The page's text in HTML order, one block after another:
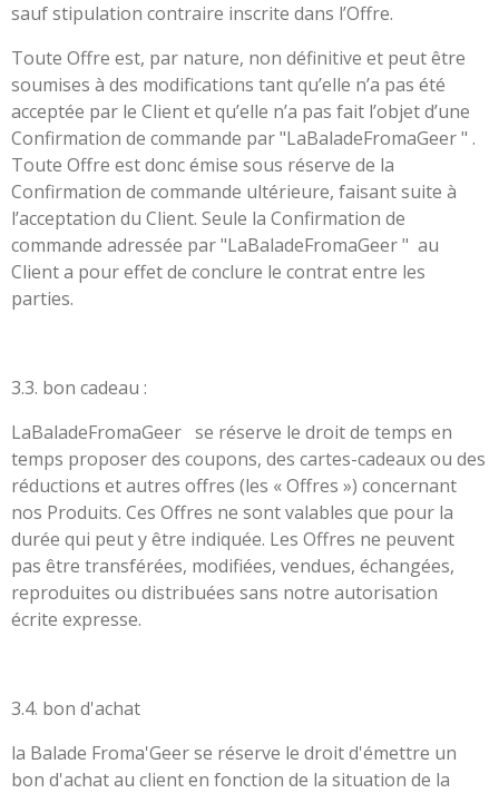
sauf stipulation contraire inscrite dans l’Offre.
Toute Offre est, par nature, non définitive et peut être
soumises à des modifications tant qu’elle n’a pas été
acceptée par le Client et qu’elle n’a pas fait l’objet d’une
Confirmation de commande par "LaBaladeFromaGeer " .
Toute Offre est donc émise sous réserve de la
Confirmation de commande ultérieure, faisant suite à
l’acceptation du Client. Seule la Confirmation de
commande adressée par "LaBaladeFromaGeer " au
Client a pour effet de conclure le contrat entre les
parties.
3.3. bon cadeau :
LaBaladeFromaGeer se réserve le droit de temps en
temps proposer des coupons, des cartes-cadeaux ou des
réductions et autres offres (les « Offres ») concernant
nos Produits. Ces Offres ne sont valables que pour la
durée qui peut y être indiquée. Les Offres ne peuvent
pas être transférées, modifiées, vendues, échangées,
reproduites ou distribuées sans notre autorisation
écrite expresse.
​3.4. bon d'achat
la Balade Froma'Geer se réserve le droit d'émettre un
bon d'achat au client en fonction de la situation de la